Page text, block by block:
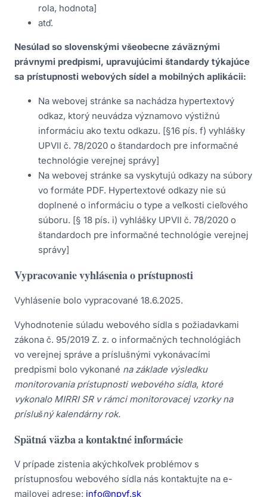
rola, hodnota]
atď.
Nesúlad so slovenskými všeobecne záväznými
právnymi predpismi, upravujúcimi štandardy týkajúce
sa prístupnosti webových sídel a mobilných aplikácii:
Na webovej stránke sa nachádza hypertextový
odkaz, ktorý neuvádza významovo výstižnú
informáciu ako textu odkazu. [§16 pís. f) vyhlášky
UPVII č. 78/2020 o štandardoch pre informačné
technológie verejnej správy]
Na webovej stránke sa vyskytujú odkazy na súbory
vo formáte PDF. Hypertextové odkazy nie sú
doplnené o informáciu o type a veľkosti cieľového
súboru. [§ 18 pís. i) vyhlášky UPVII č. 78/2020 o
štandardoch pre informačné technológie verejnej
správy]
Vypracovanie vyhlásenia o prístupnosti
Vyhlásenie bolo vypracované 18.6.2025.
Vyhodnotenie súladu webového sídla s požiadavkami
zákona č. 95/2019 Z. z. o informačných technológiách
vo verejnej správe a príslušnými vykonávacími
predpismi bolo vykonané na základe výsledku
monitorovania prístupnosti webového sídla, ktoré
vykonalo MIRRI SR v rámci monitorovacej vzorky na
príslušný kalendárny rok.
Spätná väzba a kontaktné informácie
V prípade zistenia akýchkoľvek problémov s
prístupnosťou webového sídla nás kontaktujte na e-
mailovej adrese: info@npvf.sk